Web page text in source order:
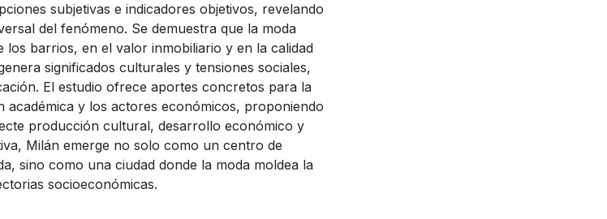
subjetivas e indicadores objetivos, revelando
del fenómeno. Se demuestra que la moda
barrios, en el valor inmobiliario y en la calidad
significados culturales y tensiones sociales,
El estudio ofrece aportes concretos para la
académica y los actores económicos, proponiendo
producción cultural, desarrollo económico y
Milán emerge no solo como un centro de
sino como una ciudad donde la moda moldea la
socioeconómicas.